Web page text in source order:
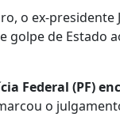
o ex-
golpe de Estado
Federal (PF)
o